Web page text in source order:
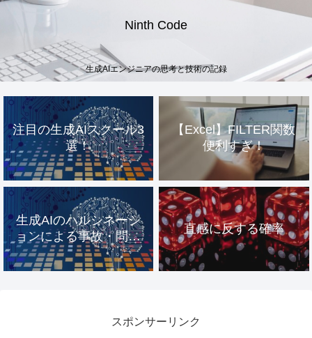
Ninth Code
生成AIエンジニアの思考と技術の記録
注目の生成AIスクール3
選！
【Excel】FILTER関数
便利すぎ！
生成AIのハルシネーシ
ョンによる事故・問題
事例
直感に反する確率
スポンサーリンク